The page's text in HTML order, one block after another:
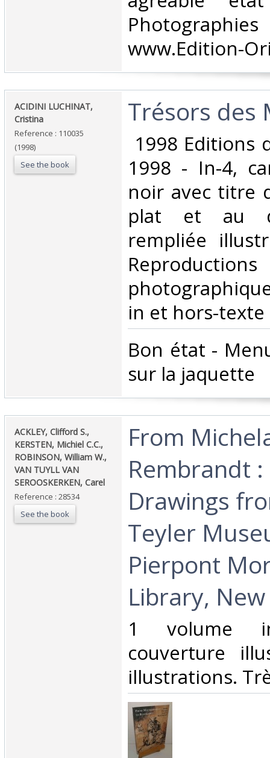
www.Edition-
‎ACIDINI LUCHINAT,
Cristina‎
Reference : 110035
(1998)
See the book
‎Trésors des
1998 Editions
1998 - In-4,
noir avec titre
plat et au
rempliée
Reproductions
in et hors-texte‎
‎Bon état -
sur la jaquette ‎
‎ACKLEY, Clifford S.,
KERSTEN, Michiel C.C.,
ROBINSON, William W.,
VAN TUYLL VAN
SEROOSKERKEN, Carel‎
Reference : 28534
See the book
‎From
Rembrandt
Drawings
Teyler
Pierpont
Library,
‎1 volume
couverture
illustrations.